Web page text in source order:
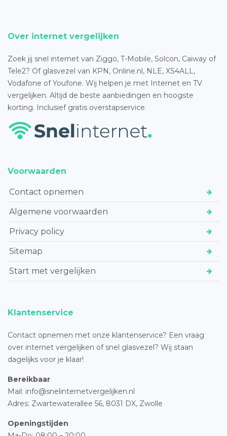
Over internet vergelijken
Zoek jij snel internet van Ziggo, T-Mobile, Solcon, Caiway of
Tele2? Of glasvezel van KPN, Online.nl, NLE, XS4ALL,
Vodafone of Youfone. Wij helpen je met Internet en TV
vergelijken. Altijd de beste aanbiedingen en hoogste
korting. Inclusief gratis overstapservice.
Voorwaarden
Contact opnemen
Algemene voorwaarden
Privacy policy
Sitemap
Start met vergelijken
Klantenservice
Contact opnemen met onze klantenservice? Een vraag
over internet vergelijken of snel glasvezel? Wij staan
dagelijks voor je klaar!
Bereikbaar
Mail: info@snelinternetvergelijken.nl
Adres: Zwartewaterallee 56, 8031 DX, Zwolle
Openingstijden